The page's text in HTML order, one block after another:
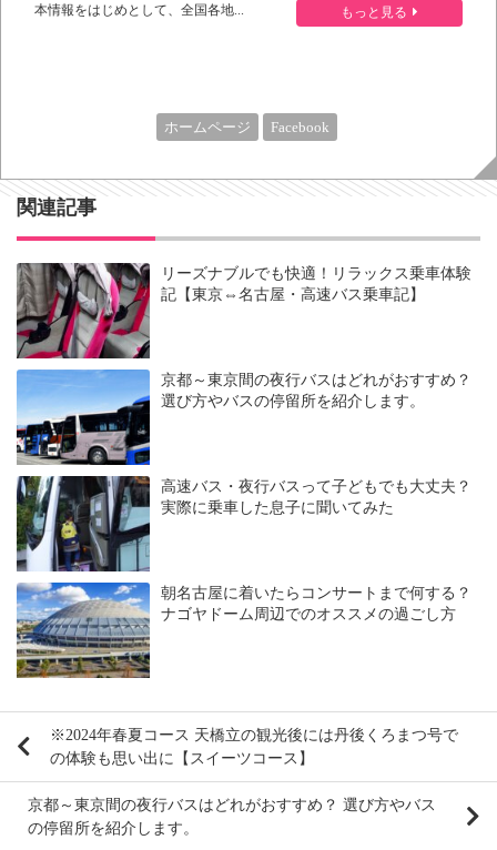
本情報をはじめとして、全国各地...
もっと見る
ホームページ Facebook
関連記事
リーズナブルでも快適！リラックス乗車体験
記【東京⇔名古屋・高速バス乗車記】
京都～東京間の夜行バスはどれがおすすめ？
選び方やバスの停留所を紹介します。
高速バス・夜行バスって子どもでも大丈夫？
実際に乗車した息子に聞いてみた
朝名古屋に着いたらコンサートまで何する？
ナゴヤドーム周辺でのオススメの過ごし方
※2024年春夏コース 天橋立の観光後には丹後くろまつ号で
の体験も思い出に【スイーツコース】
京都～東京間の夜行バスはどれがおすすめ？ 選び方やバス
の停留所を紹介します。